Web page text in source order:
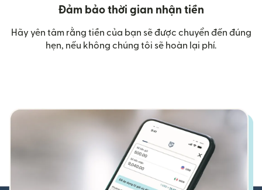
Đảm bảo thời gian nhận tiền
Hãy yên tâm rằng tiền của bạn sẽ được chuyển đến đúng
hẹn, nếu không chúng tôi sẽ hoàn lại phí.